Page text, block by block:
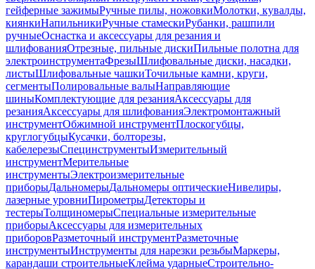
гейферные зажимыРучные пилы, ножовкиМолотки, кувалды,
киянкиНапильникиРучные стамескиРубанки, рашпили
ручныеОснастка и аксессуары для резания и
шлифованияОтрезные, пильные дискиПильные полотна для
электроинструментаФрезыШлифовальные диски, насадки,
листыШлифовальные чашкиТочильные камни, круги,
сегментыПолировальные валыНаправляющие
шиныКомплектующие для резанияАксессуары для
резанияАксессуары для шлифованияЭлектромонтажный
инструментОбжимной инструментПлоскогубцы,
круглогубцыКусачки, болторезы,
кабелерезыСпецинструментыИзмерительный
инструментМерительные
инструментыЭлектроизмерительные
приборыДальномерыДальномеры оптическиеНивелиры,
лазерные уровниПирометрыДетекторы и
тестерыТолщиномерыСпециальные измерительные
приборыАксессуары для измерительных
приборовРазметочный инструментРазметочные
инструментыИнструменты для нарезки резьбыМаркеры,
карандаши строительныеКлейма ударныеСтроительно-